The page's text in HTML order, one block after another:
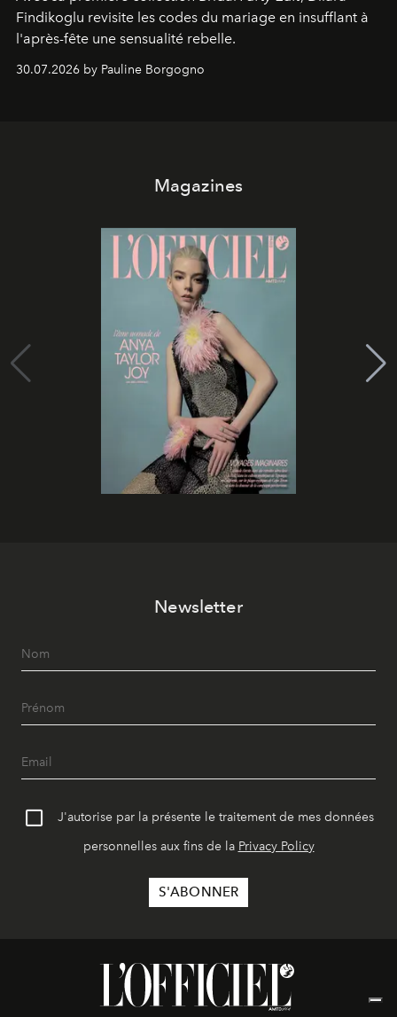
Findikoglu revisite les codes du mariage en insufflant à
l'après-fête une sensualité rebelle.
30.07.2026 by Pauline Borgogno
Magazines
Newsletter
J'autorise par la présente le traitement de mes données
personnelles aux fins de la Privacy Policy